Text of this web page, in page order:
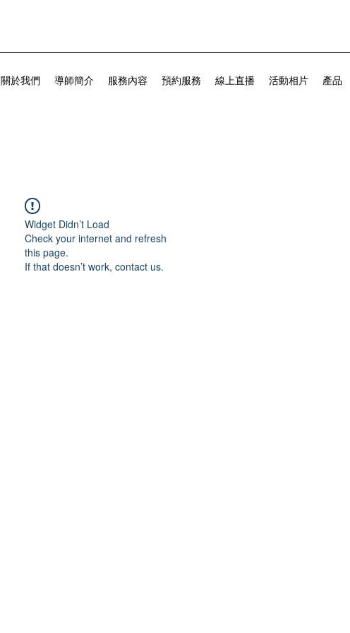
關於我們 導師簡介 服務內容 預約服務 線上直播 活動相片 產品
Widget Didn’t Load
Check your internet and refresh
this page.
If that doesn’t work, contact us.